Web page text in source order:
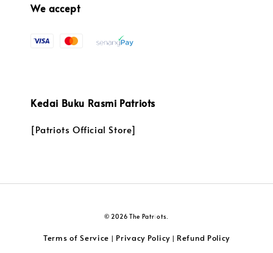
We accept
Kedai Buku Rasmi Patriots
[Patriots Official Store]
© 2026 The Patriots.
Terms of Service | Privacy Policy| Refund Policy